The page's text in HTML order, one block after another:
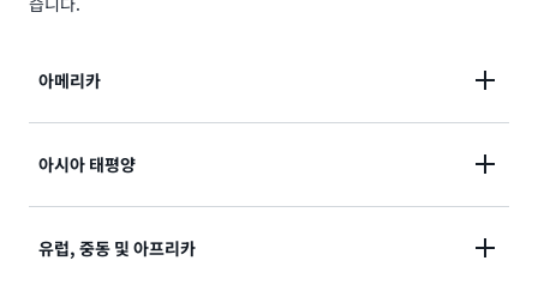
아메리카
아르헨티나 데이터 프라이버시
브라질 데이터 프라이버시
캘리포니아 소비자 개인 정보법(CCPA)
아시아 태평양
호주 데이터 프라이버시
유럽, 중동 및 아프리카